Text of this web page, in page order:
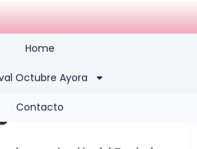
Home
Octubre Ayora
Contacto